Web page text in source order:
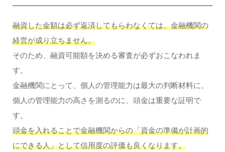
融資した金額は必ず返済してもらわなくては、金融機関の
経営が成り立ちません。
そのため、融資可能額を決める審査が必ずおこなわれま
す。
金融機関にとって、個人の管理能力は最大の判断材料に。
個人の管理能力の高さを測るのに、頭金は重要な証明で
す。
頭金を入れることで金融機関からの「資金の準備が計画的
にできる人」として信用度の評価も良くなります。